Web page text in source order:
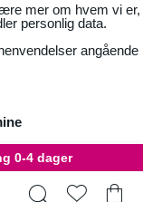
mer om hvem vi er,
personlig data.
angående
0-4 dager